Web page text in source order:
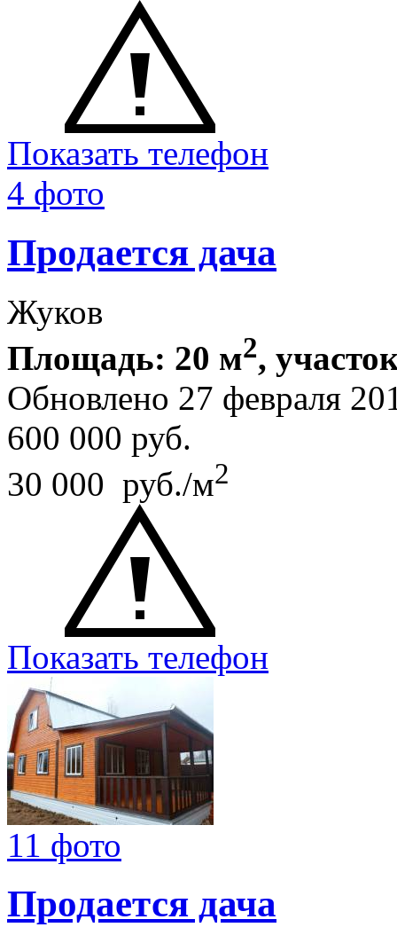
Показать телефон
4 фото
Продается дача
Жуков
Площадь: 20 м2,
Обновлено 27 февраля
600 000 руб.
30 000 руб./м2
Показать телефон
11 фото
Продается дача